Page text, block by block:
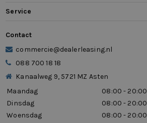
Service
Contact
commercie@dealerleasing.nl
088 700 18 18
Kanaalweg 9, 5721 MZ Asten
Maandag
08:00 - 20:00
Dinsdag
08:00 - 20:00
Woensdag
08:00 - 20:00